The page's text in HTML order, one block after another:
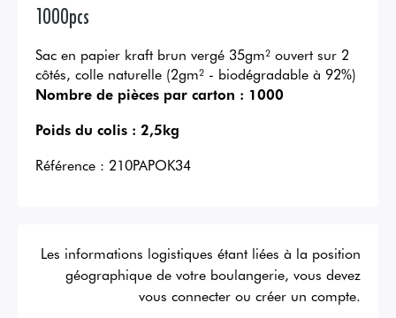
1000pcs
Sac en papier kraft brun vergé 35gm² ouvert sur 2
côtés, colle naturelle (2gm² - biodégradable à 92%)
Nombre de pièces par carton : 1000
Poids du colis : 2,5kg
Référence : 210PAPOK34
Les informations logistiques étant liées à la position
géographique de votre boulangerie, vous devez
vous connecter ou créer un compte.